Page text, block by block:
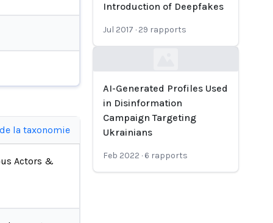
la taxonomie
Actors &
Introduction of Deepfakes
Jul 2017 · 29 rapports
AI-Generated Profiles Used
in Disinformation
Campaign Targeting
Ukrainians
Feb 2022 · 6 rapports